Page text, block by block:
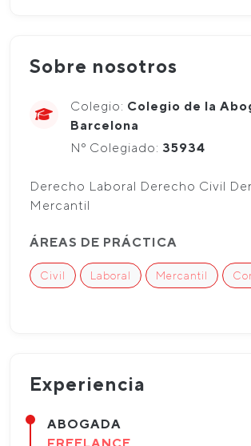
Sobre nosotros
Colegio: Colegio de la
Barcelona
Nº Colegiado: 35934
Derecho Laboral Derecho Civil
Mercantil
ÁREAS DE PRÁCTICA
Civil Laboral Mercantil
Experiencia
ABOGADA
FREELANCE